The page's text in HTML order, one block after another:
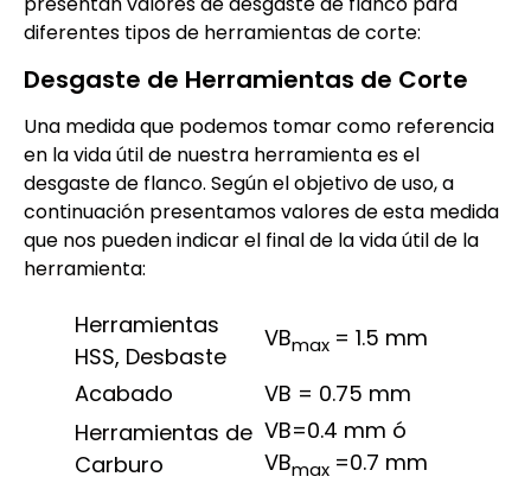
diferentes tipos de herramientas de corte:
Desgaste de Herramientas de Corte
Una medida que podemos tomar como referencia
en la vida útil de nuestra herramienta es el
desgaste de flanco. Según el objetivo de uso, a
continuación presentamos valores de esta medida
que nos pueden indicar el final de la vida útil de la
herramienta:
Herramientas
HSS, Desbaste
VBmax = 1.5 mm
Acabado
VB = 0.75 mm
Herramientas de
Carburo
VB=0.4 mm ó
VBmax =0.7 mm